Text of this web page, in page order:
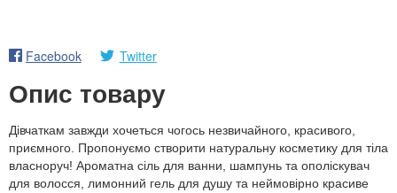
Facebook Twitter
Опис товару
Дівчаткам завжди хочеться чогось незвичайного, красивого,
приємного. Пропонуємо створити натуральну косметику для тіла
власноруч! Ароматна сіль для ванни, шампунь та ополіскувач
для волосся, лимонний гель для душу та неймовірно красиве